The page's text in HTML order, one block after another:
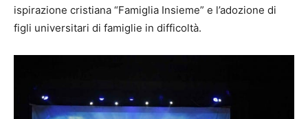
ispirazione cristiana “Famiglia Insieme” e l’adozione di
figli universitari di famiglie in difficoltà.